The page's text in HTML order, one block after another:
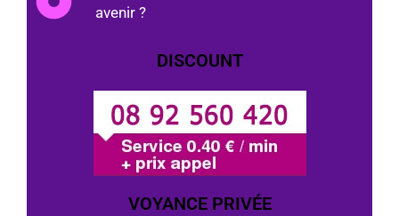
avenir ?
DISCOUNT
VOYANCE PRIVÉE